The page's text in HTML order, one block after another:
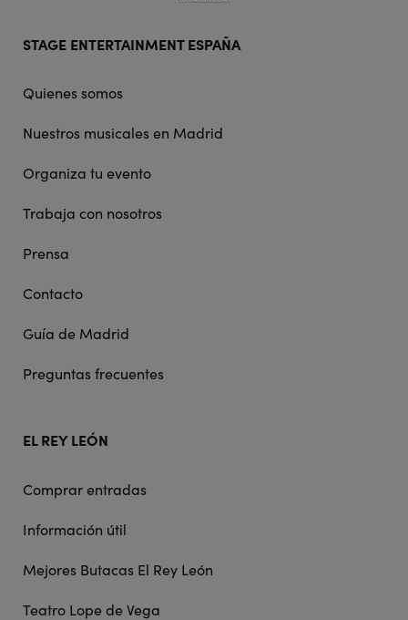
doormat
STAGE ENTERTAINMENT ESPAÑA
Quienes somos
Nuestros musicales en Madrid
Organiza tu evento
Trabaja con nosotros
Prensa
Contacto
Guía de Madrid
Preguntas frecuentes
EL REY LEÓN
Comprar entradas
Información útil
Mejores Butacas El Rey León
Teatro Lope de Vega